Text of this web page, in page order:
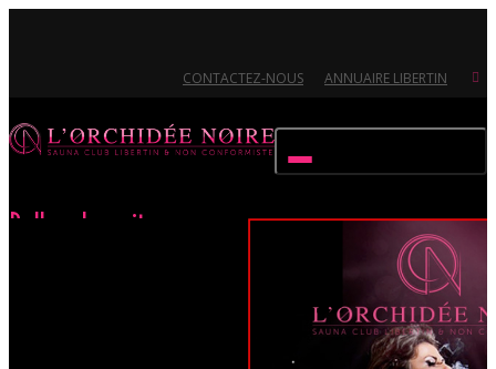
CONTACTEZ-NOUS ANNUAIRE LIBERTIN
Belles de nuit
Ouvert 7/7 - Pour toutes informations, contactez-nous au 02.51.72.21.81